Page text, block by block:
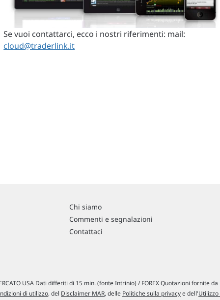
Se vuoi contattarci, ecco i nostri riferimenti: mail:
cloud@traderlink.it
Chi siamo
Commenti e segnalazioni
Contattaci
USA Dati differiti di 15 min. (fonte Intrinio) / FOREX Quotazioni fornite da
di utilizzo, del Disclaimer MAR, delle Politiche sulla privacye dell'